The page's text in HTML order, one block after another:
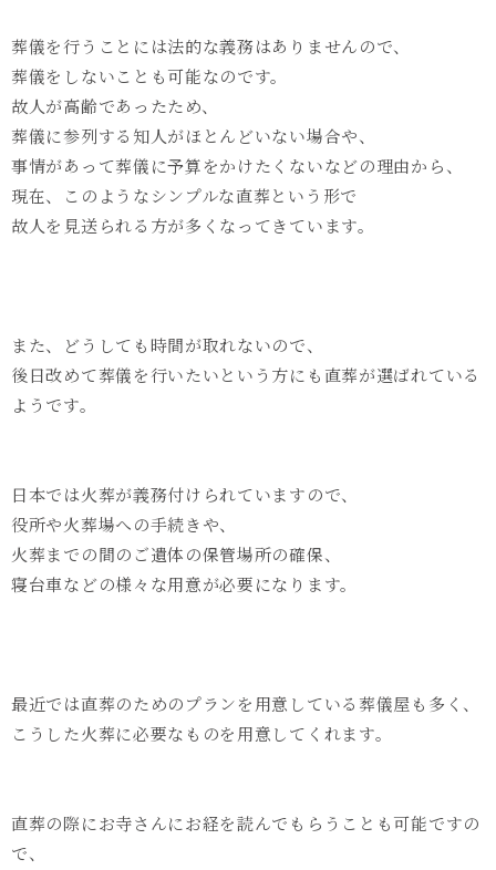
葬儀を行うことには法的な義務はありませんので、
葬儀をしないことも可能なのです。
故人が高齢であったため、
葬儀に参列する知人がほとんどいない場合や、
事情があって葬儀に予算をかけたくないなどの理由から、
現在、このようなシンプルな直葬という形で
故人を見送られる方が多くなってきています。
また、どうしても時間が取れないので、
後日改めて葬儀を行いたいという方にも直葬が選ばれている
ようです。
日本では火葬が義務付けられていますので、
役所や火葬場への手続きや、
火葬までの間のご遺体の保管場所の確保、
寝台車などの様々な用意が必要になります。
最近では直葬のためのプランを用意している葬儀屋も多く、
こうした火葬に必要なものを用意してくれます。
直葬の際にお寺さんにお経を読んでもらうことも可能ですの
で、